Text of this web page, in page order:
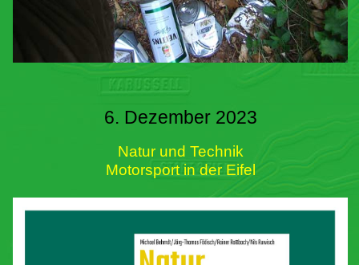
6. Dezember 2023
Natur und Technik
Motorsport in der Eifel